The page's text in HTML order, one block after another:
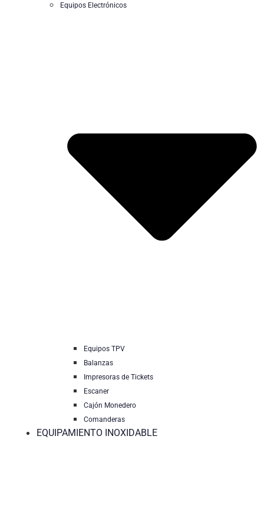
Equipos Electrónicos
Equipos TPV
Balanzas
Impresoras de Tickets
Escaner
Cajón Monedero
Comanderas
EQUIPAMIENTO INOXIDABLE